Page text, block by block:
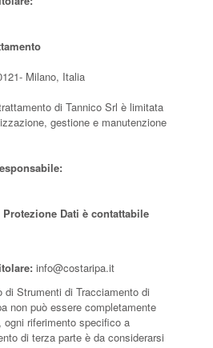
Milano, Italia
di Tannico Srl è limitata
gestione e manutenzione
Dati è contattabile
info@costaripa.it
di Strumenti di Tracciamento di
non può essere completamente
riferimento specifico a
di terza parte è da considerarsi